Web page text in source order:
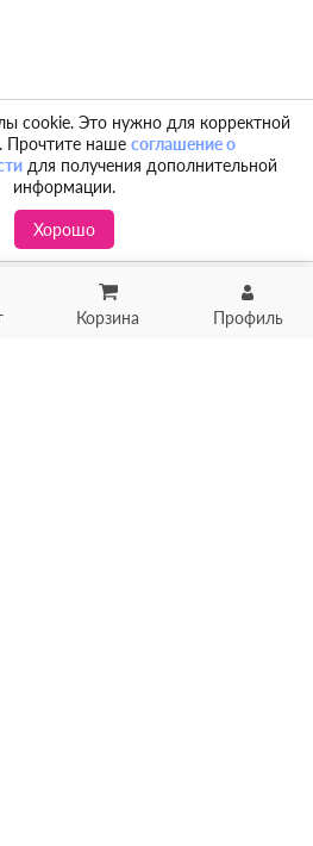
Корзина Профиль
cookie. Это нужно для корректной
Прочтите наше соглашение о
для получения дополнительной
информации.
Хорошо